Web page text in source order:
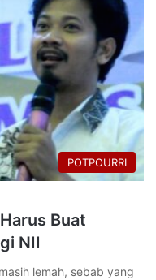
POTPOURRI
Buat
NII
lemah, sebab yang